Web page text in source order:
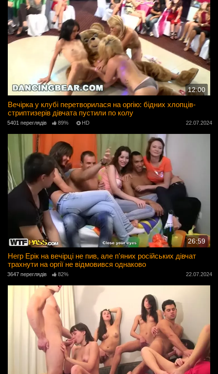
12:00
Вечірка у клубі перетворилася на оргію: бідних хлопців-
стриптизерів дівчата пустили по колу
5401 переглядів 89% HD 22.07.2024
26:59
Негр Ерік на вечірці не пив, але п'яних російських дівчат
трахнути на оргії не відмовився однаково
3647 переглядів 82% 22.07.2024